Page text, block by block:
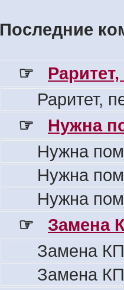
Последние
☞
Раритет,
☞
Нужна
Нужна
Нужна
Нужна
☞
Замена
Замена
Замена